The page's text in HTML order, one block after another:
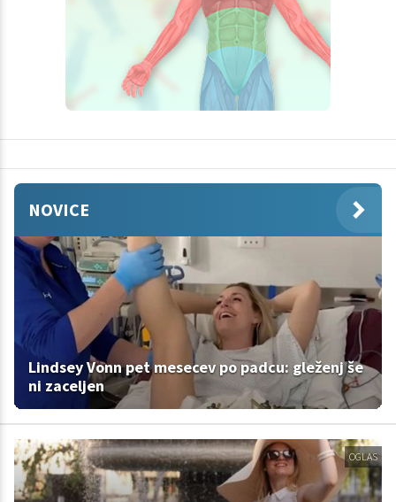
NOVICE
Lindsey Vonn pet mesecev po padcu: gleženj še
ni zaceljen
OGLAS